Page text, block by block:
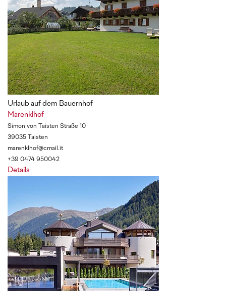
Urlaub auf dem Bauernhof
Marenklhof
Simon von Taisten Straße 10
39035 Taisten
marenklhof@cmail.it
+39 0474 950042
Details